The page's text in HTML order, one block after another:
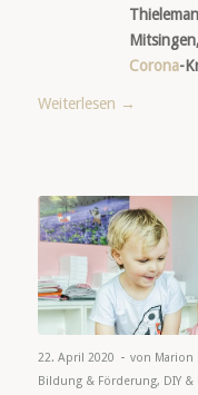
Corona-
Weiterlesen →
22. April 2020 - von Marion
Bildung & Förderung, DIY &